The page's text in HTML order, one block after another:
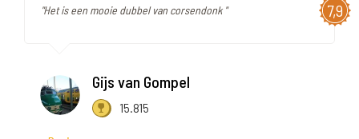
7,9
"Het is een mooie dubbel van corsendonk "
Gijs van Gompel
15.815